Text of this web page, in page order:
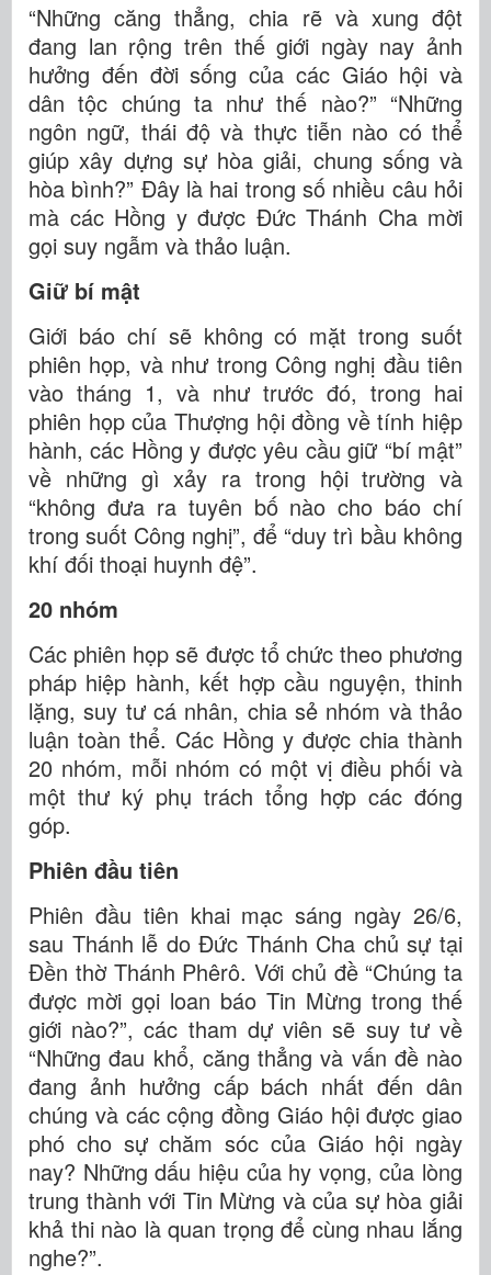
“Những căng thẳng, chia rẽ và xung đột
đang lan rộng trên thế giới ngày nay ảnh
hưởng đến đời sống của các Giáo hội và
dân tộc chúng ta như thế nào?” “Những
ngôn ngữ, thái độ và thực tiễn nào có thể
giúp xây dựng sự hòa giải, chung sống và
hòa bình?” Đây là hai trong số nhiều câu hỏi
mà các Hồng y được Đức Thánh Cha mời
gọi suy ngẫm và thảo luận.
Giữ bí mật
Giới báo chí sẽ không có mặt trong suốt
phiên họp, và như trong Công nghị đầu tiên
vào tháng 1, và như trước đó, trong hai
phiên họp của Thượng hội đồng về tính hiệp
hành, các Hồng y được yêu cầu giữ “bí mật”
về những gì xảy ra trong hội trường và
“không đưa ra tuyên bố nào cho báo chí
trong suốt Công nghị”, để “duy trì bầu không
khí đối thoại huynh đệ”.
20 nhóm
Các phiên họp sẽ được tổ chức theo phương
pháp hiệp hành, kết hợp cầu nguyện, thinh
lặng, suy tư cá nhân, chia sẻ nhóm và thảo
luận toàn thể. Các Hồng y được chia thành
20 nhóm, mỗi nhóm có một vị điều phối và
một thư ký phụ trách tổng hợp các đóng
góp.
Phiên đầu tiên
Phiên đầu tiên khai mạc sáng ngày 26/6,
sau Thánh lễ do Đức Thánh Cha chủ sự tại
Đền thờ Thánh Phêrô. Với chủ đề “Chúng ta
được mời gọi loan báo Tin Mừng trong thế
giới nào?”, các tham dự viên sẽ suy tư về
“Những đau khổ, căng thẳng và vấn đề nào
đang ảnh hưởng cấp bách nhất đến dân
chúng và các cộng đồng Giáo hội được giao
phó cho sự chăm sóc của Giáo hội ngày
nay? Những dấu hiệu của hy vọng, của lòng
trung thành với Tin Mừng và của sự hòa giải
khả thi nào là quan trọng để cùng nhau lắng
nghe?”.